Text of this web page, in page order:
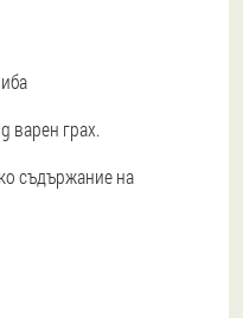
варен грах.
съдържание на